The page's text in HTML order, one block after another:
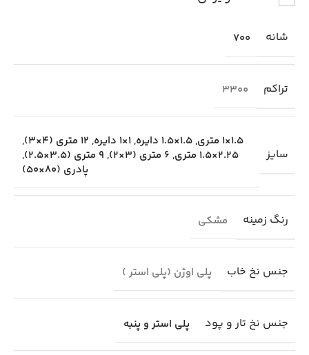
شانه 700
تراکم 3300
سایز
1.5×1 متری ,1.5×1.5 دایره ,1×1 دایره , 12 متری (4×3)
,
2.25×1.5 متری
, 6 متری (3×2) , 9 متری (3.5×2.5)
,
پادری (80×50)
رنگ زمینه مشکی
جنس نخ خاب پلی اوژن (پلی استر )
جنس نخ تار و پود پلی استر و پنبه